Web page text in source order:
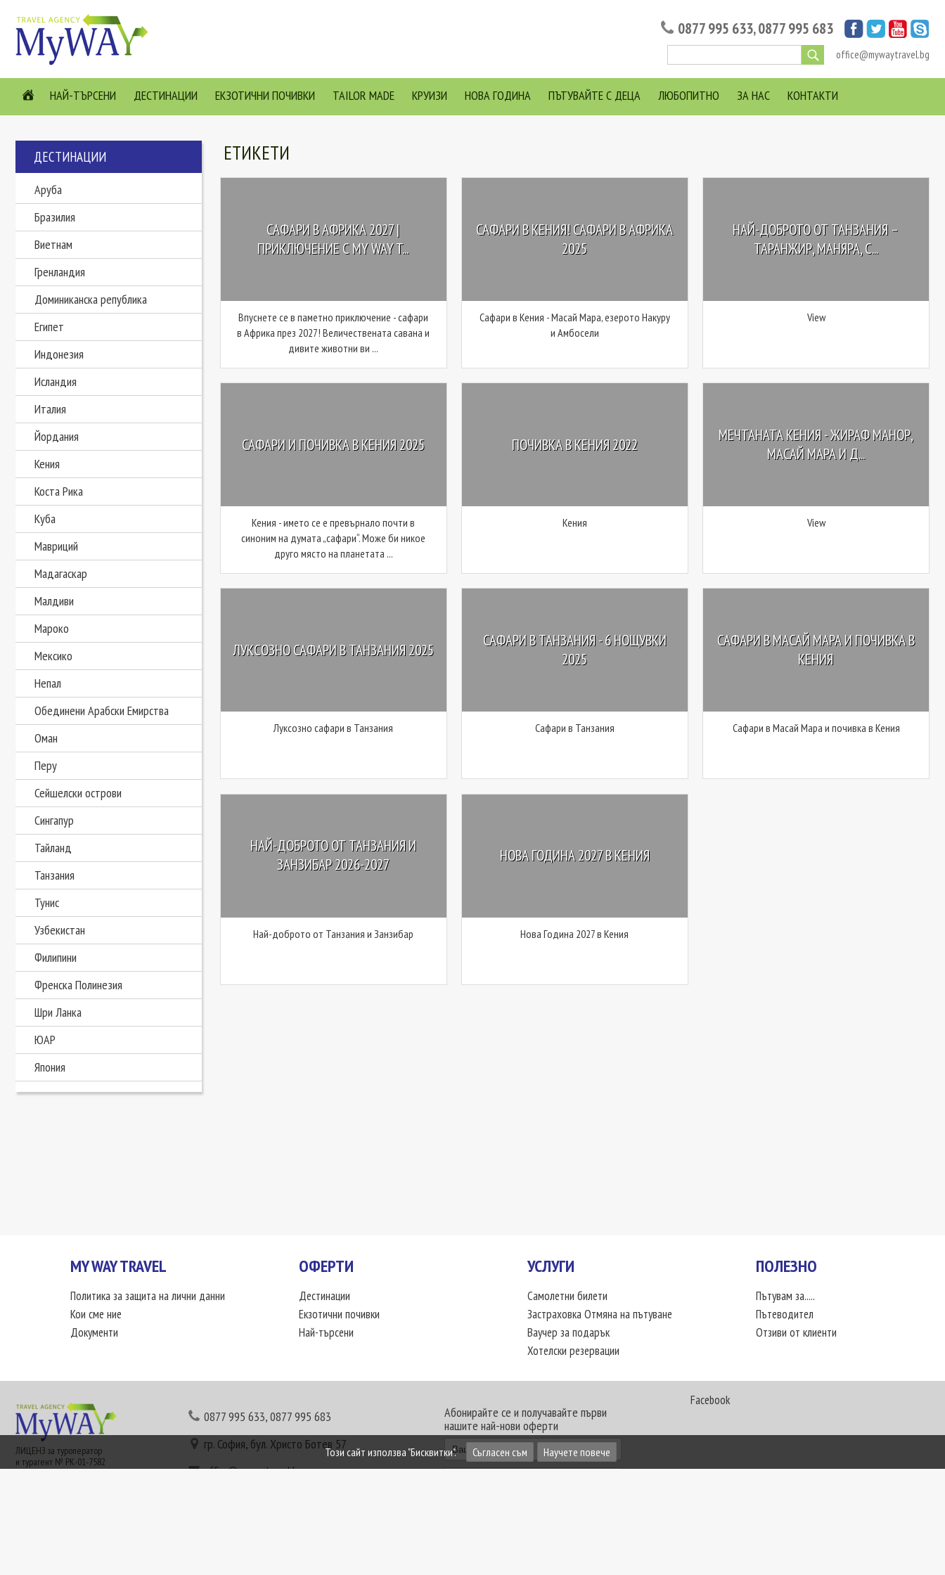
0877 995 633,0877 995 683
office@mywaytravel.bg
НАЙ-ТЪРСЕНИ ДЕСТИНАЦИИ ЕКЗОТИЧНИ ПОЧИВКИ TAILOR MADE КРУИЗИ НОВА ГОДИНА ПЪТУВАЙТЕ С ДЕЦА ЛЮБОПИТНО ЗА НАС КОНТАКТИ
ДЕСТИНАЦИИ
Аруба
Бразилия
Виетнам
Гренландия
Доминиканска република
Египет
Индонезия
Исландия
Италия
Йордания
Кения
Коста Рика
Куба
Мавриций
Мадагаскар
Малдиви
Мароко
Мексико
Непал
Обединени Арабски Емирства
Оман
Перу
Сейшелски острови
Сингапур
Тайланд
Танзания
Тунис
Узбекистан
Филипини
Френска Полинезия
Шри Ланка
ЮАР
Япония
ЕТИКЕТИ
САФАРИ В АФРИКА 2027 |
ПРИКЛЮЧЕНИЕ С MY WAY T...
Впуснете се в паметно приключение - сафари
в Африка през 2027! Величествената савана и
дивите животни ви ...
САФАРИ В КЕНИЯ! САФАРИ В АФРИКА
2025
Сафари в Кения - Масай Мара, езерото Накуру
и Амбосели
НАЙ-ДОБРОТО ОТ ТАНЗАНИЯ –
ТАРАНЖИР, МАНЯРА, С...
View
САФАРИ И ПОЧИВКА В КЕНИЯ 2025
Кения - името се е превърнало почти в
синоним на думата „сафари“. Може би никое
друго място на планетата ...
ПОЧИВКА В КЕНИЯ 2022
Кения
МЕЧТАНАТА КЕНИЯ - ЖИРАФ МАНОР,
МАСАЙ МАРА И Д...
View
ЛУКСОЗНО САФАРИ В ТАНЗАНИЯ 2025
Луксозно сафари в Танзания
САФАРИ В ТАНЗАНИЯ - 6 НОЩУВКИ
2025
Сафари в Танзания
САФАРИ В МАСАЙ МАРА И ПОЧИВКА В
КЕНИЯ
Сафари в Масай Мара и почивка в Кения
НАЙ-ДОБРОТО ОТ ТАНЗАНИЯ И
ЗАНЗИБАР 2026-2027
Най-доброто от Танзания и Занзибар
НОВА ГОДИНА 2027 В КЕНИЯ
Нова Година 2027 в Кения
MY WAY TRAVEL
Политика за защита на лични данни
Кои сме ние
Документи
ОФЕРТИ
Дестинации
Екзотични почивки
Най-търсени
УСЛУГИ
Самолетни билети
Застраховка Отмяна на пътуване
Ваучер за подарък
Хотелски резервации
ПОЛЕЗНО
Пътувам за.....
Пътеводител
Отзиви от клиенти
ЛИЦЕНЗ за туроператор
и турагент № РК-01-7582
0877 995 633,0877 995 683
гр. София, бул. Христо Ботев 57
office@mywaytravel.bg
Абонирайте се и получавайте първи
нашите най-нови оферти
Facebook
Този сайт използва "Бисквитки". Съгласен съм Научете повече